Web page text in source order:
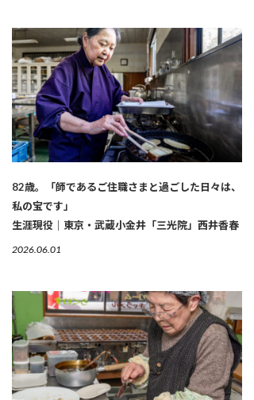
82歳。「師であるご住職さまと過ごした日々は、
私の宝です」
生涯現役｜東京・武蔵小金井「三光院」西井香春
2026.06.01